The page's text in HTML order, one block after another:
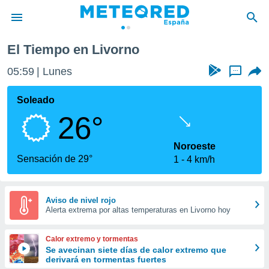
de
por
que se
calidad.
a este
las
y
forma
digital
basada
El Tiempo en Livorno
05:59 Lunes ...
Soleado
26°
Sensación de 29°
Noroeste
1
4 km/h
Aviso de nivel rojo
Alerta extrema por altas temperaturas en Livorno hoy
Calor extremo y tormentas
Se avecinan siete días de calor extremo que
derivará en tormentas fuertes